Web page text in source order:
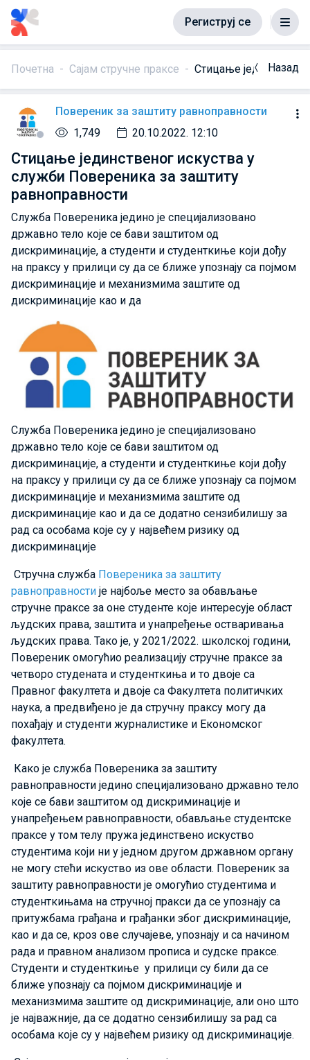
Региструј се
Почетна Сајам стручне праксе Стицање Назад
Повереник за заштиту равноправности
1,749
20.10.2022. 12:10
Стицање јединственог искуства у
служби Повереника за заштиту
равноправности
Служба Повереника једино је специјализовано
државно тело које се бави заштитом од
дискриминације, а студенти и студенткиње који дођу
на праксу у прилици су да се ближе упознају са појмом
дискриминације и механизмима заштите од
дискриминације као и да
Служба Повереника једино је специјализовано
државно тело које се бави заштитом од
дискриминације, а студенти и студенткиње који дођу
на праксу у прилици су да се ближе упознају са појмом
дискриминације и механизмима заштите од
дискриминације као и да се додатно сензибилишу за
рад са особама које су у највећем ризику од
дискриминације
Стручна служба Повереника за заштиту
равноправности је најбоље место за обављање
стручне праксе за оне студенте које интересује област
људских права, заштита и унапређење остваривања
људских права. Тако је, у 2021/2022. школској години,
Повереник омогућиo реализацију стручне праксе за
четворo студената и студенткиња и то двоје са
Правног факултета и двоје са Факултета политичких
наука, а предвиђено је да стручну праксу могу да
похађају и студенти журналистике и Економског
факултета.
Како је служба Повереника за заштиту
равноправности једино специјализовано државно тело
које се бави заштитом од дискриминације и
унапређењем равноправности, обављање студентске
праксе у том телу пружа јединствено искуство
студентима који ни у једном другом државном органу
не могу стећи искуство из ове области. Повереник за
заштиту равноправности је омогућио студентима и
студенткињама на стручној пракси да се упознају са
притужбама грађана и грађанки због дискриминације,
као и да се, кроз ове случајеве, упознају и са начином
рада и правном анализом прописа и судске праксе.
Студенти и студенткиње у прилици су били да се
ближе упознају са појмом дискриминације и
механизмима заштите од дискриминације, али оно што
је најважније, да се додатно сензибилишу за рад са
особама које су у највећем ризику од дискриминације.